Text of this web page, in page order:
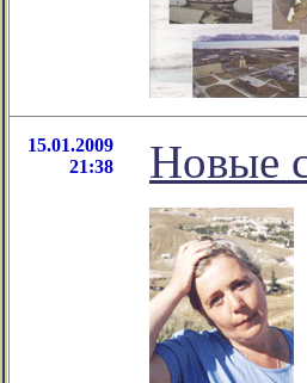
15.01.2009
21:38
Новые